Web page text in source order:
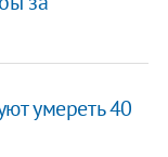
умереть 40